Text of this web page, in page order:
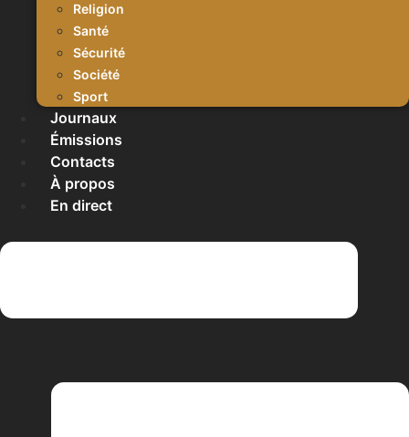
Religion
Santé
Sécurité
Société
Sport
Journaux
Émissions
Contacts
À propos
En direct